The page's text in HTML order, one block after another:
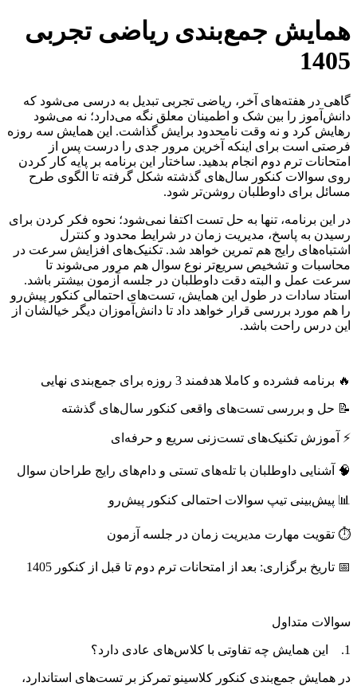
همایش جمع‌بندی ریاضی تجربی
1405
گاهی در هفته‌های آخر، ریاضی تجربی تبدیل به درسی می‌شود که
دانش‌آموز را بین شک و اطمینان معلق نگه می‌دارد؛ نه می‌شود
رهایش کرد و نه وقت نامحدود برایش گذاشت. این همایش سه ‌روزه
فرصتی است برای اینکه آخرین مرور جدی را درست پس از
امتحانات ترم دوم انجام بدهید. ساختار این برنامه بر پایه کار کردن
روی سوالات کنکور سال‌های گذشته شکل گرفته تا الگوی طرح
مسائل برای داوطلبان روشن‌تر شود.
در این برنامه، تنها به حل تست اکتفا نمی‌شود؛ نحوه فکر کردن برای
رسیدن به پاسخ، مدیریت زمان در شرایط محدود و کنترل
اشتباه‌های رایج هم تمرین خواهد شد. تکنیک‌های افزایش سرعت در
محاسبات و تشخیص سریع‌تر نوع سوال هم مرور می‌شوند تا
سرعت عمل و البته دقت داوطلبان در جلسه آزمون بیشتر باشد.
استاد سادات در طول این همایش، تست‌های احتمالی کنکور پیش‌رو
را هم مورد بررسی قرار خواهد داد تا دانش‌آموزان دیگر خیالشان از
این درس راحت باشد.
🔥 برنامه فشرده و کاملا هدفمند 3 روزه برای جمع‌بندی نهایی
📝 حل و بررسی تست‌های واقعی کنکور سال‌های گذشته
⚡ آموزش تکنیک‌های تست‌زنی سریع و حرفه‌ای
🧠 آشنایی داوطلبان با تله‌های تستی و دام‌های رایج طراحان سوال
📊 پیش‌بینی تیپ سوالات احتمالی کنکور پیش‌رو
⏱ تقویت مهارت مدیریت زمان در جلسه آزمون
📅 تاریخ برگزاری: بعد از امتحانات ترم دوم تا قبل از کنکور 1405
سوالات متداول
1. این همایش چه تفاوتی با کلاس‌های عادی دارد؟
در همایش جمع‌بندی کنکور کلاسینو تمرکز بر تست‌های استاندارد،